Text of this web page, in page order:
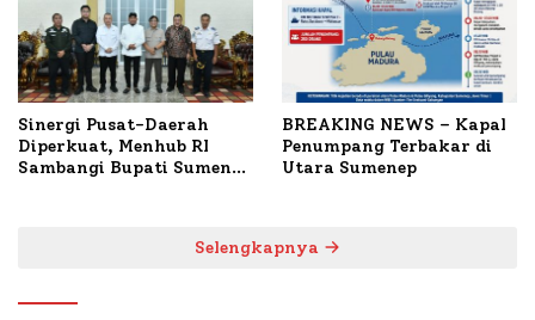
Sinergi Pusat-Daerah
Diperkuat, Menhub RI
Sambangi Bupati Sumenep
BREAKING NEWS – Kapal
Penumpang Terbakar di
Utara Sumenep
Selengkapnya